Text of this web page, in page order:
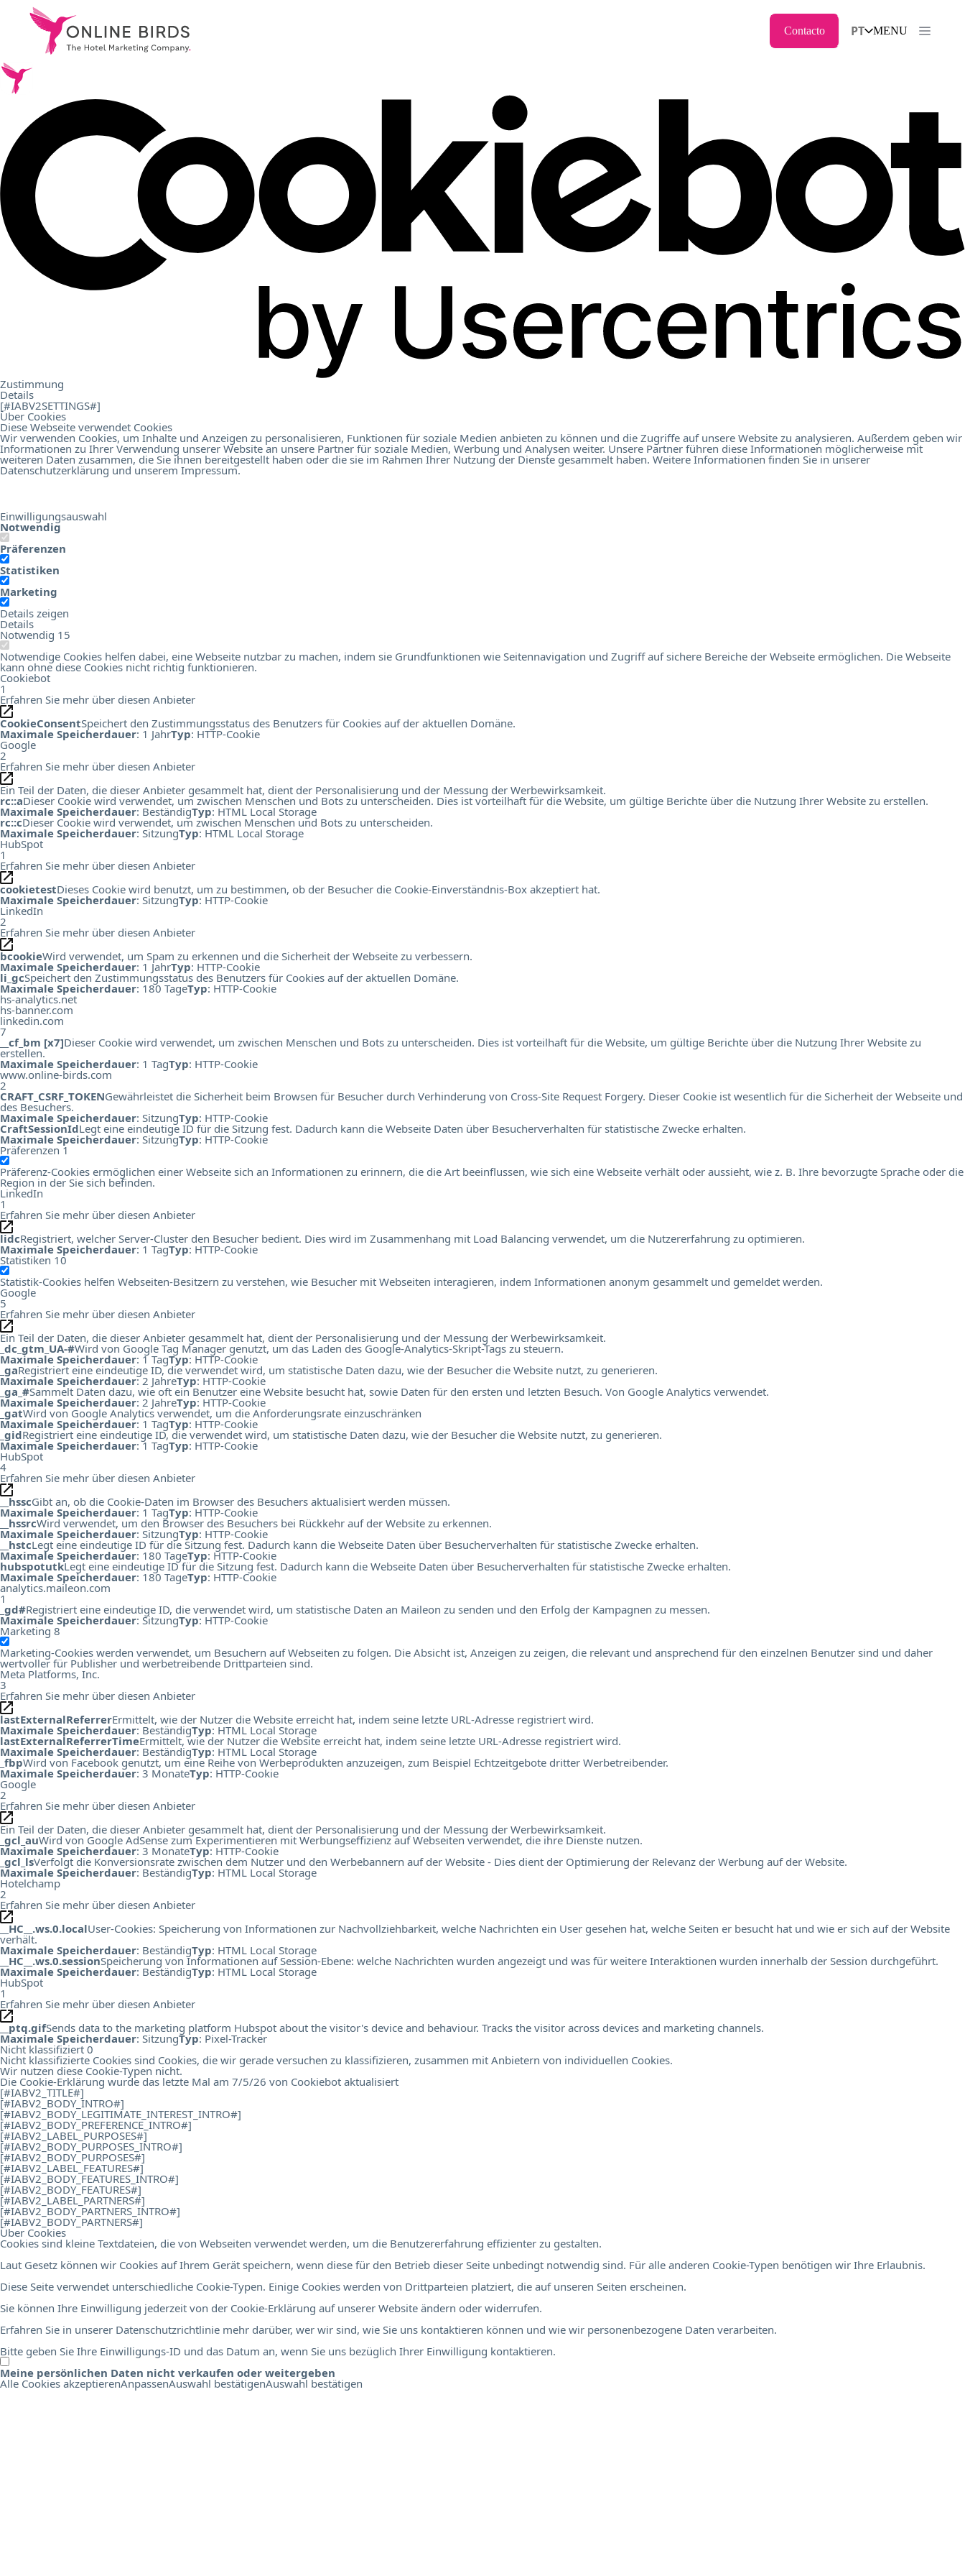
Zustimmung
Details
[#IABV2SETTINGS#]
Über Cookies
Diese Webseite verwendet Cookies
Wir verwenden Cookies, um Inhalte und Anzeigen zu personalisieren, Funktionen für soziale Medien anbieten zu können und die Zugriffe auf unsere Website zu analysieren. Außerdem geben wir
Informationen zu Ihrer Verwendung unserer Website an unsere Partner für soziale Medien, Werbung und Analysen weiter. Unsere Partner führen diese Informationen möglicherweise mit
weiteren Daten zusammen, die Sie ihnen bereitgestellt haben oder die sie im Rahmen Ihrer Nutzung der Dienste gesammelt haben. Weitere Informationen finden Sie in unserer
Datenschutzerklärung und unserem Impressum.
Einwilligungsauswahl
Notwendig
Präferenzen
Statistiken
Marketing
Details zeigen
Details
Notwendig 15
Notwendige Cookies helfen dabei, eine Webseite nutzbar zu machen, indem sie Grundfunktionen wie Seitennavigation und Zugriff auf sichere Bereiche der Webseite ermöglichen. Die Webseite
kann ohne diese Cookies nicht richtig funktionieren.
Cookiebot
1
Erfahren Sie mehr über diesen Anbieter
CookieConsentSpeichert den Zustimmungsstatus des Benutzers für Cookies auf der aktuellen Domäne.
Maximale Speicherdauer: 1 JahrTyp: HTTP-Cookie
Google
2
Erfahren Sie mehr über diesen Anbieter
Ein Teil der Daten, die dieser Anbieter gesammelt hat, dient der Personalisierung und der Messung der Werbewirksamkeit.
rc::aDieser Cookie wird verwendet, um zwischen Menschen und Bots zu unterscheiden. Dies ist vorteilhaft für die Website, um gültige Berichte über die Nutzung Ihrer Website zu erstellen.
Maximale Speicherdauer: BeständigTyp: HTML Local Storage
rc::cDieser Cookie wird verwendet, um zwischen Menschen und Bots zu unterscheiden.
Maximale Speicherdauer: SitzungTyp: HTML Local Storage
HubSpot
1
Erfahren Sie mehr über diesen Anbieter
cookietestDieses Cookie wird benutzt, um zu bestimmen, ob der Besucher die Cookie-Einverständnis-Box akzeptiert hat.
Maximale Speicherdauer: SitzungTyp: HTTP-Cookie
LinkedIn
2
Erfahren Sie mehr über diesen Anbieter
bcookieWird verwendet, um Spam zu erkennen und die Sicherheit der Webseite zu verbessern.
Maximale Speicherdauer: 1 JahrTyp: HTTP-Cookie
li_gcSpeichert den Zustimmungsstatus des Benutzers für Cookies auf der aktuellen Domäne.
Maximale Speicherdauer: 180 TageTyp: HTTP-Cookie
hs-analytics.net
hs-banner.com
linkedin.com
7
__cf_bm [x7]Dieser Cookie wird verwendet, um zwischen Menschen und Bots zu unterscheiden. Dies ist vorteilhaft für die Website, um gültige Berichte über die Nutzung Ihrer Website zu
erstellen.
Maximale Speicherdauer: 1 TagTyp: HTTP-Cookie
www.online-birds.com
2
CRAFT_CSRF_TOKENGewährleistet die Sicherheit beim Browsen für Besucher durch Verhinderung von Cross-Site Request Forgery. Dieser Cookie ist wesentlich für die Sicherheit der Webseite und
des Besuchers.
Maximale Speicherdauer: SitzungTyp: HTTP-Cookie
CraftSessionIdLegt eine eindeutige ID für die Sitzung fest. Dadurch kann die Webseite Daten über Besucherverhalten für statistische Zwecke erhalten.
Maximale Speicherdauer: SitzungTyp: HTTP-Cookie
Präferenzen 1
Präferenz-Cookies ermöglichen einer Webseite sich an Informationen zu erinnern, die die Art beeinflussen, wie sich eine Webseite verhält oder aussieht, wie z. B. Ihre bevorzugte Sprache oder die
Region in der Sie sich befinden.
LinkedIn
1
Erfahren Sie mehr über diesen Anbieter
lidcRegistriert, welcher Server-Cluster den Besucher bedient. Dies wird im Zusammenhang mit Load Balancing verwendet, um die Nutzererfahrung zu optimieren.
Maximale Speicherdauer: 1 TagTyp: HTTP-Cookie
Statistiken 10
Statistik-Cookies helfen Webseiten-Besitzern zu verstehen, wie Besucher mit Webseiten interagieren, indem Informationen anonym gesammelt und gemeldet werden.
Google
5
Erfahren Sie mehr über diesen Anbieter
Ein Teil der Daten, die dieser Anbieter gesammelt hat, dient der Personalisierung und der Messung der Werbewirksamkeit.
_dc_gtm_UA-#Wird von Google Tag Manager genutzt, um das Laden des Google-Analytics-Skript-Tags zu steuern.
Maximale Speicherdauer: 1 TagTyp: HTTP-Cookie
_gaRegistriert eine eindeutige ID, die verwendet wird, um statistische Daten dazu, wie der Besucher die Website nutzt, zu generieren.
Maximale Speicherdauer: 2 JahreTyp: HTTP-Cookie
_ga_#Sammelt Daten dazu, wie oft ein Benutzer eine Website besucht hat, sowie Daten für den ersten und letzten Besuch. Von Google Analytics verwendet.
Maximale Speicherdauer: 2 JahreTyp: HTTP-Cookie
_gatWird von Google Analytics verwendet, um die Anforderungsrate einzuschränken
Maximale Speicherdauer: 1 TagTyp: HTTP-Cookie
_gidRegistriert eine eindeutige ID, die verwendet wird, um statistische Daten dazu, wie der Besucher die Website nutzt, zu generieren.
Maximale Speicherdauer: 1 TagTyp: HTTP-Cookie
HubSpot
4
Erfahren Sie mehr über diesen Anbieter
__hsscGibt an, ob die Cookie-Daten im Browser des Besuchers aktualisiert werden müssen.
Maximale Speicherdauer: 1 TagTyp: HTTP-Cookie
__hssrcWird verwendet, um den Browser des Besuchers bei Rückkehr auf der Website zu erkennen.
Maximale Speicherdauer: SitzungTyp: HTTP-Cookie
__hstcLegt eine eindeutige ID für die Sitzung fest. Dadurch kann die Webseite Daten über Besucherverhalten für statistische Zwecke erhalten.
Maximale Speicherdauer: 180 TageTyp: HTTP-Cookie
hubspotutkLegt eine eindeutige ID für die Sitzung fest. Dadurch kann die Webseite Daten über Besucherverhalten für statistische Zwecke erhalten.
Maximale Speicherdauer: 180 TageTyp: HTTP-Cookie
analytics.maileon.com
1
_gd#Registriert eine eindeutige ID, die verwendet wird, um statistische Daten an Maileon zu senden und den Erfolg der Kampagnen zu messen.
Maximale Speicherdauer: SitzungTyp: HTTP-Cookie
Marketing 8
Marketing-Cookies werden verwendet, um Besuchern auf Webseiten zu folgen. Die Absicht ist, Anzeigen zu zeigen, die relevant und ansprechend für den einzelnen Benutzer sind und daher
wertvoller für Publisher und werbetreibende Drittparteien sind.
Meta Platforms, Inc.
3
Erfahren Sie mehr über diesen Anbieter
lastExternalReferrerErmittelt, wie der Nutzer die Website erreicht hat, indem seine letzte URL-Adresse registriert wird.
Maximale Speicherdauer: BeständigTyp: HTML Local Storage
lastExternalReferrerTimeErmittelt, wie der Nutzer die Website erreicht hat, indem seine letzte URL-Adresse registriert wird.
Maximale Speicherdauer: BeständigTyp: HTML Local Storage
_fbpWird von Facebook genutzt, um eine Reihe von Werbeprodukten anzuzeigen, zum Beispiel Echtzeitgebote dritter Werbetreibender.
Maximale Speicherdauer: 3 MonateTyp: HTTP-Cookie
Google
2
Erfahren Sie mehr über diesen Anbieter
Ein Teil der Daten, die dieser Anbieter gesammelt hat, dient der Personalisierung und der Messung der Werbewirksamkeit.
_gcl_auWird von Google AdSense zum Experimentieren mit Werbungseffizienz auf Webseiten verwendet, die ihre Dienste nutzen.
Maximale Speicherdauer: 3 MonateTyp: HTTP-Cookie
_gcl_lsVerfolgt die Konversionsrate zwischen dem Nutzer und den Werbebannern auf der Website - Dies dient der Optimierung der Relevanz der Werbung auf der Website.
Maximale Speicherdauer: BeständigTyp: HTML Local Storage
Hotelchamp
2
Erfahren Sie mehr über diesen Anbieter
__HC__.ws.0.localUser-Cookies: Speicherung von Informationen zur Nachvollziehbarkeit, welche Nachrichten ein User gesehen hat, welche Seiten er besucht hat und wie er sich auf der Website
verhält.
Maximale Speicherdauer: BeständigTyp: HTML Local Storage
__HC__.ws.0.sessionSpeicherung von Informationen auf Session-Ebene: welche Nachrichten wurden angezeigt und was für weitere Interaktionen wurden innerhalb der Session durchgeführt.
Maximale Speicherdauer: BeständigTyp: HTML Local Storage
HubSpot
1
Erfahren Sie mehr über diesen Anbieter
__ptq.gifSends data to the marketing platform Hubspot about the visitor's device and behaviour. Tracks the visitor across devices and marketing channels.
Maximale Speicherdauer: SitzungTyp: Pixel-Tracker
Nicht klassifiziert 0
Nicht klassifizierte Cookies sind Cookies, die wir gerade versuchen zu klassifizieren, zusammen mit Anbietern von individuellen Cookies.
Wir nutzen diese Cookie-Typen nicht.
Die Cookie-Erklärung wurde das letzte Mal am 7/5/26 von Cookiebot aktualisiert
[#IABV2_TITLE#]
[#IABV2_BODY_INTRO#]
[#IABV2_BODY_LEGITIMATE_INTEREST_INTRO#]
[#IABV2_BODY_PREFERENCE_INTRO#]
[#IABV2_LABEL_PURPOSES#]
[#IABV2_BODY_PURPOSES_INTRO#]
[#IABV2_BODY_PURPOSES#]
[#IABV2_LABEL_FEATURES#]
[#IABV2_BODY_FEATURES_INTRO#]
[#IABV2_BODY_FEATURES#]
[#IABV2_LABEL_PARTNERS#]
[#IABV2_BODY_PARTNERS_INTRO#]
[#IABV2_BODY_PARTNERS#]
Über Cookies
Cookies sind kleine Textdateien, die von Webseiten verwendet werden, um die Benutzererfahrung effizienter zu gestalten.
Laut Gesetz können wir Cookies auf Ihrem Gerät speichern, wenn diese für den Betrieb dieser Seite unbedingt notwendig sind. Für alle anderen Cookie-Typen benötigen wir Ihre Erlaubnis.
Diese Seite verwendet unterschiedliche Cookie-Typen. Einige Cookies werden von Drittparteien platziert, die auf unseren Seiten erscheinen.
Sie können Ihre Einwilligung jederzeit von der Cookie-Erklärung auf unserer Website ändern oder widerrufen.
Erfahren Sie in unserer Datenschutzrichtlinie mehr darüber, wer wir sind, wie Sie uns kontaktieren können und wie wir personenbezogene Daten verarbeiten.
Bitte geben Sie Ihre Einwilligungs-ID und das Datum an, wenn Sie uns bezüglich Ihrer Einwilligung kontaktieren.
Meine persönlichen Daten nicht verkaufen oder weitergeben
Alle Cookies akzeptierenAnpassenAuswahl bestätigenAuswahl bestätigen
Contacto PT MENU
Serviços.
Referências .
Sobre nós.
Carreira
Contacto
Online Birds EducationHotel Digital Score Branchenreport Österreich 2023